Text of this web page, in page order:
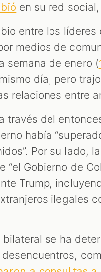
en su red
entre los
medios de
semana de enero (1
día, pero
relaciones entre
través del
había
Por su lado,
“el Gobierno de
Trump,
ilegales
bilateral se ha